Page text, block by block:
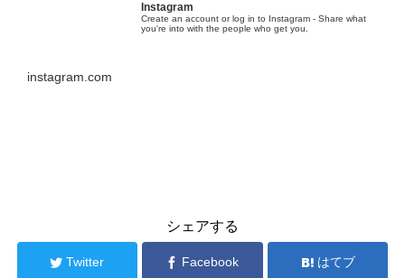
Instagram
Create an account or log in to Instagram - Share what
you're into with the people who get you.
instagram.com
シェアする
Twitter Facebook はてブ